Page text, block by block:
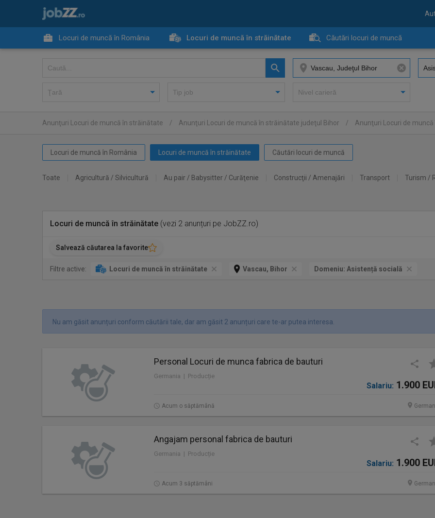
Locuri de muncă în România Locuri de muncă în străinătate Căutări locuri de muncă
Anunţuri Locuri de muncă în străinătate / Anunţuri Locuri de muncă în străinătate judeţul Bihor / Anunţuri Locuri de
Locuri de muncă în România Locuri de muncă în străinătate Căutări locuri de muncă
Toate Agricultură / Silvicultură Au pair / Babysitter / Curăţenie Construcţii / Amenajări Transport Turism /
Locuri de muncă în străinătate (vezi 2 anunțuri pe JobZZ.ro)
Salvează căutarea la favorite
Filtre active: Locuri de muncă în străinătate Vascau, Bihor Domeniu: Asistență socială
Nu am găsit anunțuri conform căutării tale, dar am găsit 2 anunțuri care te-ar putea interesa.
Personal Locuri de munca fabrica de bauturi
Germania | Producție
Salariu: 1.900
Acum o săptămână
Angajam personal fabrica de bauturi
Germania | Producție
Salariu: 1.900
Acum 3 săptămâni